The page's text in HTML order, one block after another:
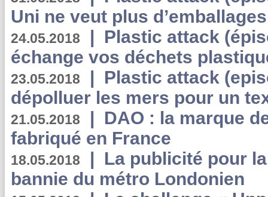
Uni ne veut plus
24.05.2018 | Plastic attack
échange vos déchets
23.05.2018 | Plastic attack
dépolluer les mers pour un
21.05.2018 | DAO : la marque
fabriqué en France
18.05.2018 | La publicité pour
bannie du métro Londonien